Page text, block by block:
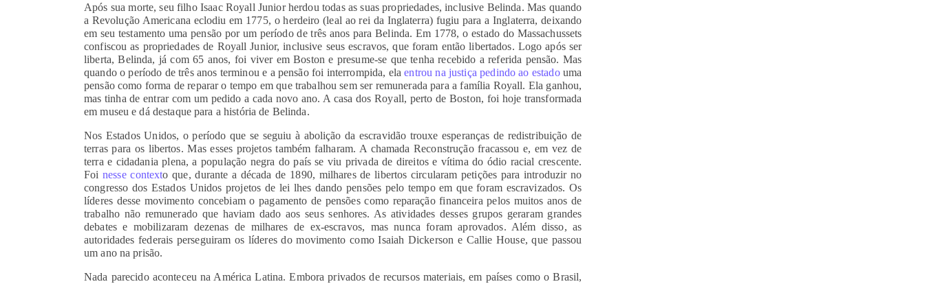
Após sua morte, seu filho Isaac Royall Junior herdou todas as suas propriedades, inclusive Belinda. Mas quando
a Revolução Americana eclodiu em 1775, o herdeiro (leal ao rei da Inglaterra) fugiu para a Inglaterra, deixando
em seu testamento uma pensão por um período de três anos para Belinda. Em 1778, o estado do Massachussets
confiscou as propriedades de Royall Junior, inclusive seus escravos, que foram então libertados. Logo após ser
liberta, Belinda, já com 65 anos, foi viver em Boston e presume-se que tenha recebido a referida pensão. Mas
quando o período de três anos terminou e a pensão foi interrompida, elaentrou na justiça pedindo ao estadouma
pensão como forma de reparar o tempo em que trabalhou sem ser remunerada para a família Royall. Ela ganhou,
mas tinha de entrar com um pedido a cada novo ano. A casa dos Royall, perto de Boston, foi hoje transformada
em museu e dá destaque para a história de Belinda.
Nos Estados Unidos, o período que se seguiu à abolição da escravidão trouxe esperanças de redistribuição de
terras para os libertos. Mas esses projetos também falharam. A chamada Reconstrução fracassou e, em vez de
terra e cidadania plena, a população negra do país se viu privada de direitos e vítima do ódio racial crescente.
Foinesse contexto que, durante a década de 1890, milhares de libertos circularam petições para introduzir no
congresso dos Estados Unidos projetos de lei lhes dando pensões pelo tempo em que foram escravizados. Os
líderes desse movimento concebiam o pagamento de pensões como reparação financeira pelos muitos anos de
trabalho não remunerado que haviam dado aos seus senhores. As atividades desses grupos geraram grandes
debates e mobilizaram dezenas de milhares de ex-escravos, mas nunca foram aprovados. Além disso, as
autoridades federais perseguiram os líderes do movimento como Isaiah Dickerson e Callie House, que passou
um ano na prisão.
Nada parecido aconteceu na América Latina. Embora privados de recursos materiais, em países como o Brasil,